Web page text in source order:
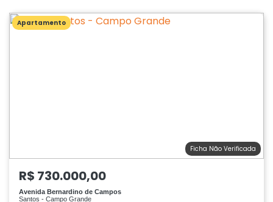
Apartamento
Ficha Não Verificada
R$ 730.000,00
Avenida Bernardino de Campos
Santos - Campo Grande